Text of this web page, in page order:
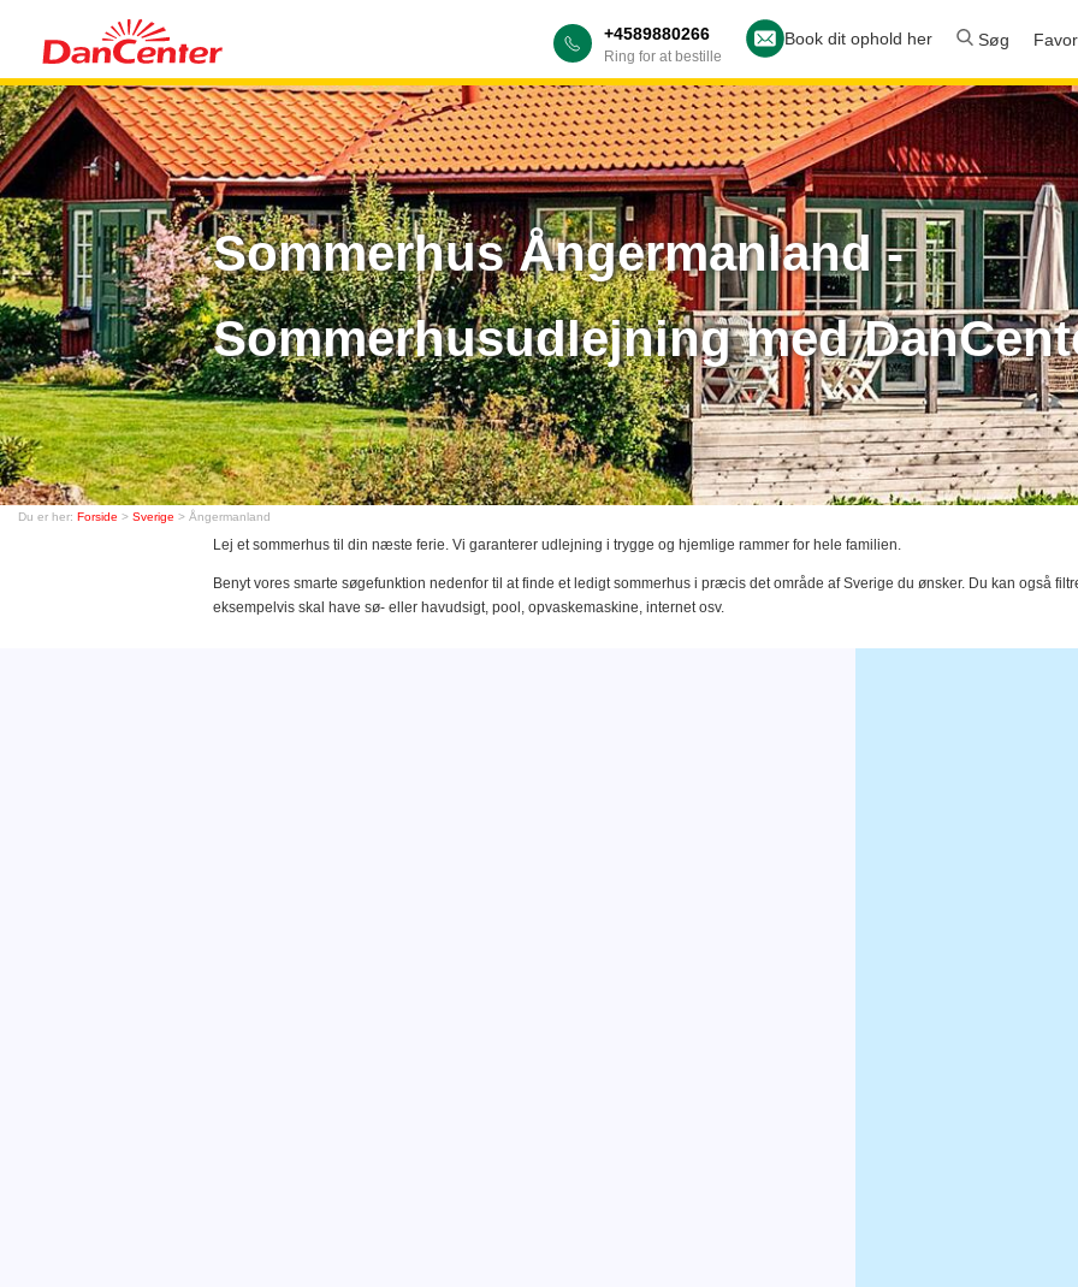
+4589880266
Ring for at bestille
Book dit ophold her Søg
Sommerhus Ångermanland -
Sommerhusudlejning med
Du er her: Forside > Sverige > Ångermanland
Lej et sommerhus til din næste ferie. Vi garanterer udlejning i trygge og hjemlige rammer for hele familien.
Benyt vores smarte søgefunktion nedenfor til at finde et ledigt sommerhus i præcis det område af Sverige du ønsker. Du kan også
eksempelvis skal have sø- eller havudsigt, pool, opvaskemaskine, internet osv.